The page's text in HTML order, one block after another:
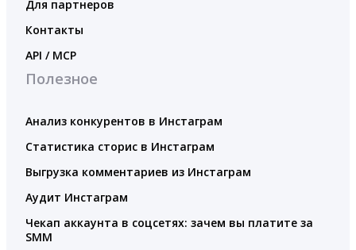
Для партнеров
Контакты
API / MCP
Полезное
Анализ конкурентов в Инстаграм
Статистика сторис в Инстаграм
Выгрузка комментариев из Инстаграм
Аудит Инстаграм
Чекап аккаунта в соцсетях: зачем вы платите за
SMM